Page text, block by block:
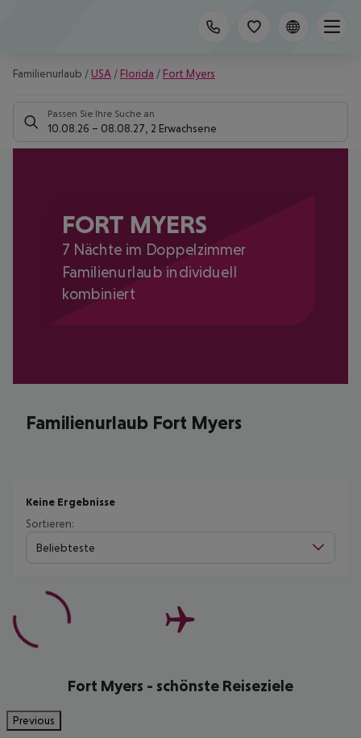
Familienurlaub /USA / Florida / Fort Myers
Passen Sie Ihre Suche an
10.08.26 – 08.08.27 2 Erwachsene
FORT MYERS
7 Nächte im Doppelzimmer
Familienurlaub individuell
kombiniert
Familienurlaub Fort Myers
Keine Ergebnisse
Sortieren:
Beliebteste
Fort Myers - schönste Reiseziele
Previous